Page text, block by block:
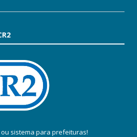
ou sistema para prefeituras!